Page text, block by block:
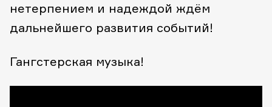
нетерпением и надеждой ждём
дальнейшего развития событий!
Гангстерская музыка!